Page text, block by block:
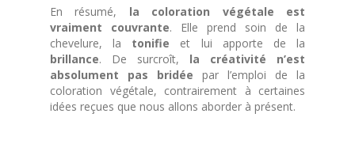
En résumé, la coloration végétale est
vraiment couvrante. Elle prend soin de la
chevelure, la tonifie et lui apporte de la
brillance. De surcroît, la créativité n’est
absolument pas bridée par l’emploi de la
coloration végétale, contrairement à certaines
idées reçues que nous allons aborder à présent.